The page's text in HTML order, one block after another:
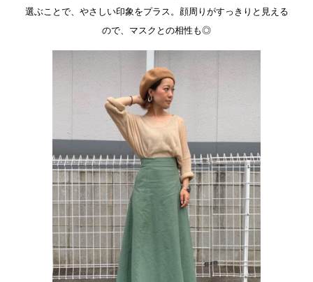
選ぶことで、 やさしい印象をプラス。顔周りがすっきりと見える
ので、マスクとの相性も◎